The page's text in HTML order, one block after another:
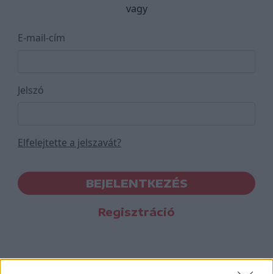
vagy
E-mail-cím
Jelszó
Elfelejtette a jelszavát?
BEJELENTKEZÉS
Regisztráció